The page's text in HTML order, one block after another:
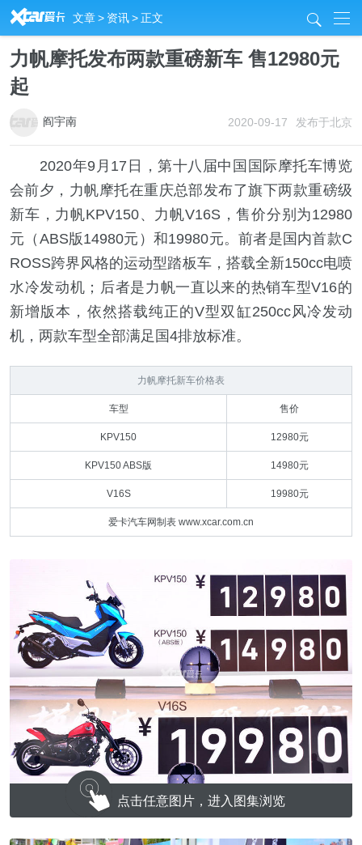
R 文章> 资讯>正文 j
力帆摩托发布两款重磅新车 售12980元
起
2020-09-17 发布于北京
阎宇南
2020年9月17日，第十八届中国国际摩托车博览
会前夕，力帆摩托在重庆总部发布了旗下两款重磅级
新车，力帆KPV150、力帆V16S，售价分别为12980
元（ABS版14980元）和19980元。前者是国内首款C
ROSS跨界风格的运动型踏板车，搭载全新150cc电喷
水冷发动机；后者是力帆一直以来的热销车型V16的
新增版本，依然搭载纯正的V型双缸250cc风冷发动
机，两款车型全部满足国4排放标准。
力帆摩托新车价格表
车型 售价
KPV150 12980元
KPV150 ABS版 14980元
V16S 19980元
爱卡汽车网制表 www.xcar.com.cn
点击任意图片，进入图集浏览